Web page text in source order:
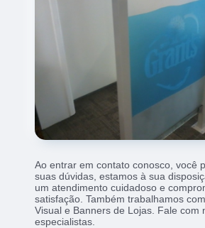
Ao entrar em contato conosco, você
suas dúvidas, estamos à sua
um atendimento cuidadoso e
satisfação. Também trabalhamos
Visual e Banners de Lojas. Fale com
especialistas.